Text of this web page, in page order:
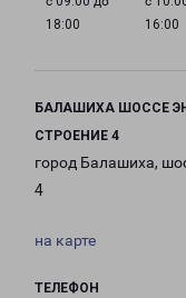
18:00
16:00
БАЛАШИХА ШОССЕ
СТРОЕНИЕ 4
город Балашиха,
4
на карте
ТЕЛЕФОН